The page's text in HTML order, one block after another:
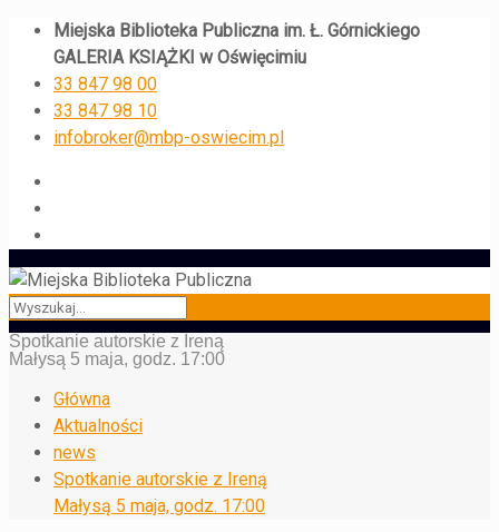
Miejska Biblioteka Publiczna im. Ł. Górnickiego
GALERIA KSIĄŻKI w Oświęcimiu
33 847 98 00
33 847 98 10
infobroker@mbp-oswiecim.pl
Spotkanie autorskie z Ireną
Małysą 5 maja, godz. 17:00
Główna
Aktualności
news
Spotkanie autorskie z Ireną
Małysą 5 maja, godz. 17:00